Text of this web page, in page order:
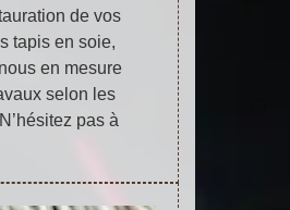
de vos
tapis en soie,
en mesure
selon les
pas à